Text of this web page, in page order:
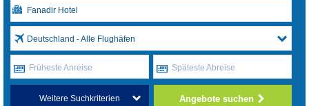
Deutschland - Alle Flughäfen
Früheste Anreise Späteste Abreise
Weitere Suchkriterien Angebote suchen